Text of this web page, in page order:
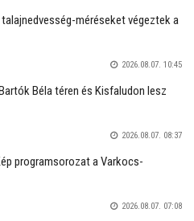
méréseket végeztek a
2026.08.07. 10:45
Béla téren és Kisfaludon lesz
2026.08.07. 08:37
programsorozat a Varkocs-
2026.08.07. 07:08